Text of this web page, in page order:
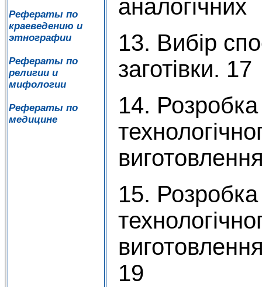
Рефераты по
краеведению и
этнографии
Рефераты по
религии и
мифологии
Рефераты по
медицине
13. Вибір
заготівки. 17
14.
15.
19